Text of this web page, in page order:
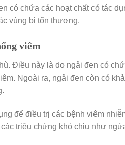
có chứa các hoạt chất có tác
vùng bị tổn thương.
viêm
Điều này là do ngải đen có
Ngoài ra, ngải đen còn có
để điều trị các bệnh viêm
triệu chứng khó chịu như